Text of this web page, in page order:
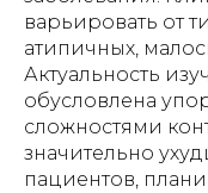
варьировать от
атипичных,
Актуальность
обусловлена
сложностями
значительно
пациентов,